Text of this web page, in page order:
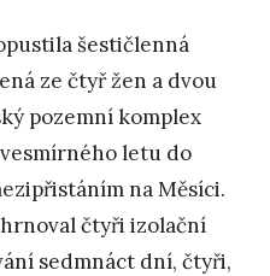
šestičlenná
ze čtyř žen a dvou
pozemní komplex
letu do
na Měsíci.
čtyři izolační
sedmnáct dní, čtyři,